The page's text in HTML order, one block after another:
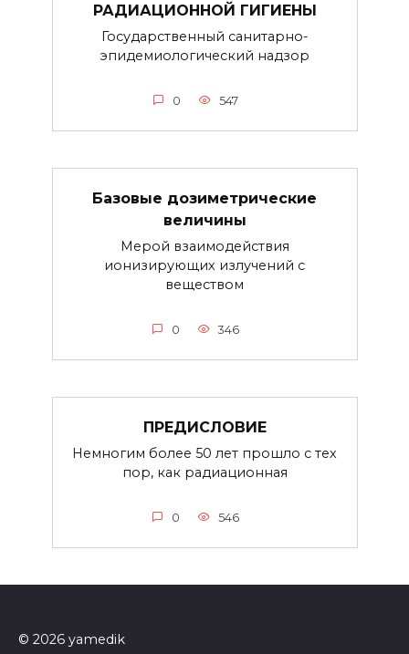
РАДИАЦИОННОЙ ГИГИЕНЫ
Государственный санитарно-
эпидемиологический надзор
0 547
Базовые дозиметрические
величины
Мерой взаимодействия
ионизирующих излучений с
веществом
0 346
ПРЕДИСЛОВИЕ
Немногим более 50 лет прошло с тех
пор, как радиационная
0 546
© 2026 yamedik